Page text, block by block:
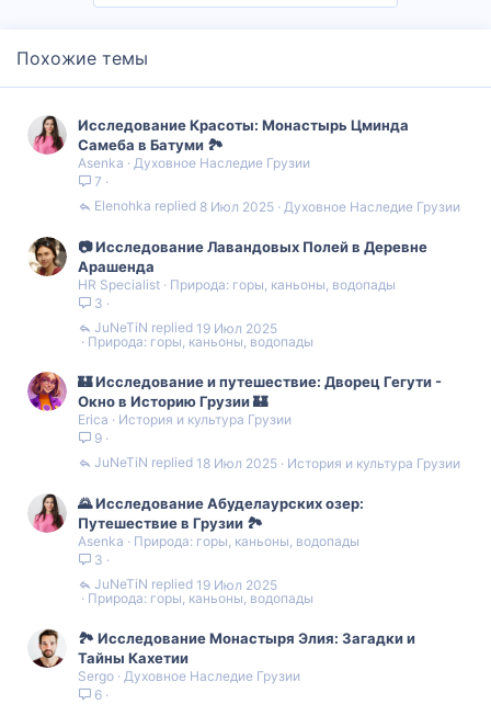
Похожие темы
Исследование Красоты: Монастырь Цминда
Самеба в Батуми 🏞️
Asenka
Духовное Наследие Грузии
7
Духовное Наследие Грузии
8 Июл 2025
Elenohka
📷 Исследование Лавандовых Полей в Деревне
Арашенда
HR Specialist
Природа: горы, каньоны, водопады
3
Природа: горы, каньоны, водопады
19 Июл 2025
JuNeTiN
🏰 Исследование и путешествие: Дворец Гегути -
Окно в Историю Грузии 🏰
Erica
История и культура Грузии
9
История и культура Грузии
18 Июл 2025
JuNeTiN
🌄 Исследование Абуделаурских озер:
Путешествие в Грузии 🏞️
Asenka
Природа: горы, каньоны, водопады
3
Природа: горы, каньоны, водопады
19 Июл 2025
JuNeTiN
🏞️ Исследование Монастыря Элия: Загадки и
Тайны Кахетии
Sergo
Духовное Наследие Грузии
6